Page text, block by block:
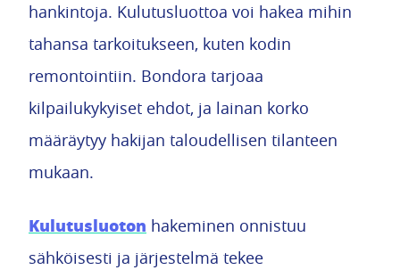
hankintoja. Kulutusluottoa voi hakea mihin
tahansa tarkoitukseen, kuten kodin
remontointiin. Bondora tarjoaa
kilpailukykyiset ehdot, ja lainan korko
määräytyy hakijan taloudellisen tilanteen
mukaan.
Kulutusluoton hakeminen onnistuu
sähköisesti ja järjestelmä tekee